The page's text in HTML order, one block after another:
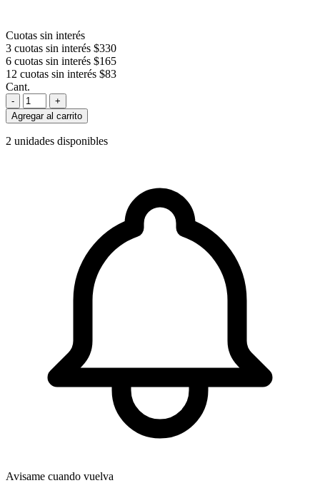
Cuotas sin interés
3 cuotas sin interés $330
6 cuotas sin interés $165
12 cuotas sin interés $83
Cant.
-
+
Agregar al carrito
2 unidades disponibles
Avisame cuando vuelva